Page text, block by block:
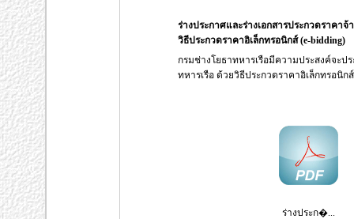
ร่างประกาศและร่างเอกสารประกวดราคา
วิธีประกวดราคาอิเล็กทรอนิกส์ (e-bidding)
กรมช่างโยธาทหารเรือมีความประสงค์จะป
ทหารเรือ ด้วยวิธีประกวดราคาอิเล็กทรอนิกส์
ร่างประก�...